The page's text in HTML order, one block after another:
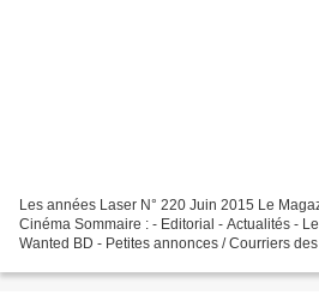
Les années Laser N° 220 Juin 2015 Le
Cinéma Sommaire : - Editorial - Actualités -
Wanted BD - Petites annonces / Courriers